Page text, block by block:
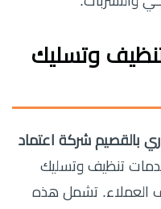
وتسليك
بالقصيم شركة اعتماد
تنظيف وتسليك
العملاء. تشمل هذه